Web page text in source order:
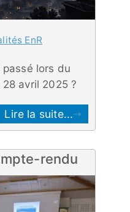
EnR
passé lors du
avril 2025 ?
Lire la suite...
rendu